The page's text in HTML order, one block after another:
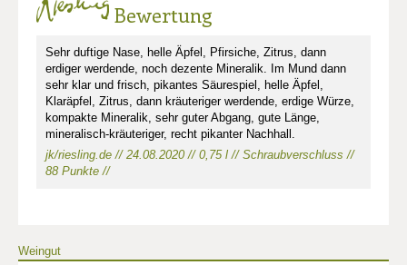
Bewertung
Sehr duftige Nase, helle Äpfel, Pfirsiche, Zitrus, dann
erdiger werdende, noch dezente Mineralik. Im Mund dann
sehr klar und frisch, pikantes Säurespiel, helle Äpfel,
Klaräpfel, Zitrus, dann kräuteriger werdende, erdige Würze,
kompakte Mineralik, sehr guter Abgang, gute Länge,
mineralisch-kräuteriger, recht pikanter Nachhall.
jk/riesling.de // 24.08.2020 // 0,75 l // Schraubverschluss //
88 Punkte //
Weingut